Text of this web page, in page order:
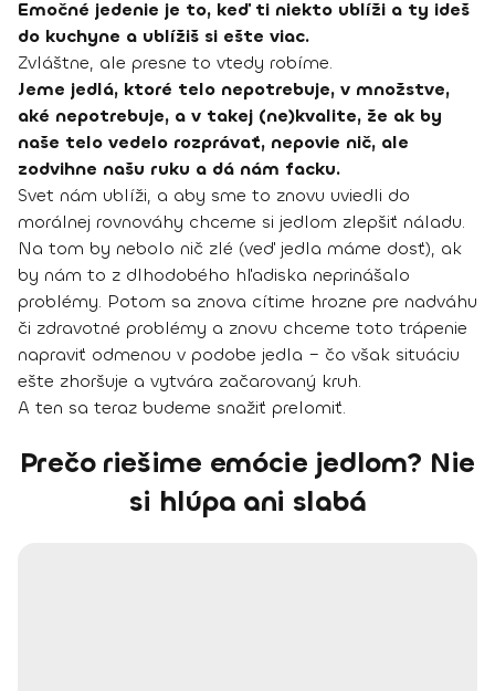
Emočné jedenie je to, keď ti niekto ublíži a ty ideš
do kuchyne a ublížiš si ešte viac.
Zvláštne, ale presne to vtedy robíme.
Jeme jedlá, ktoré telo nepotrebuje, v množstve,
aké nepotrebuje, a v takej (ne)kvalite, že ak by
naše telo vedelo rozprávať, nepovie nič, ale
zodvihne našu ruku a dá nám facku.
Svet nám ublíži, a aby sme to znovu uviedli do
morálnej rovnováhy chceme si jedlom zlepšiť náladu.
Na tom by nebolo nič zlé (veď jedla máme dosť), ak
by nám to z dlhodobého hľadiska neprinášalo
problémy. Potom sa znova cítime hrozne pre nadváhu
či zdravotné problémy a znovu chceme toto trápenie
napraviť odmenou v podobe jedla – čo však situáciu
ešte zhoršuje a vytvára začarovaný kruh.
A ten sa teraz budeme snažiť prelomiť.
Prečo riešime emócie jedlom? Nie
si hlúpa ani slabá